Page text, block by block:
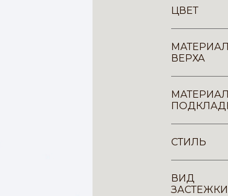
ЦВЕТ
МАТЕРИАЛ
ВЕРХА
МАТЕРИАЛ
СТИЛЬ
ВИД
ЗАСТЕЖКИ